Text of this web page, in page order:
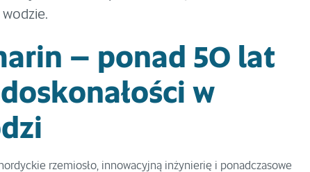
– ponad 50 lat
w
rzemiosło, innowacyjną inżynierię i ponadczasowe